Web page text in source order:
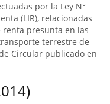
por la Ley N°
(LIR), relacionadas
presunta en las
terrestre de
Circular publicado en